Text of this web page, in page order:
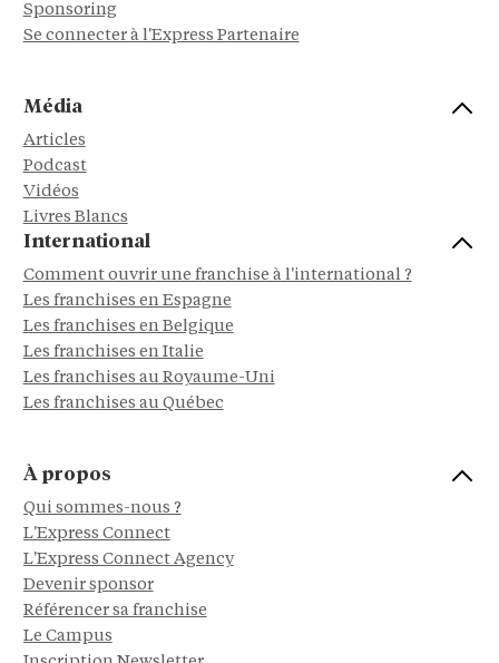
Sponsoring
Se connecter à l'Express Partenaire
Média
Articles
Podcast
Vidéos
Livres Blancs
International
Comment ouvrir une franchise à l'international ?
Les franchises en Espagne
Les franchises en Belgique
Les franchises en Italie
Les franchises au Royaume-Uni
Les franchises au Québec
À propos
Qui sommes-nous ?
L'Express Connect
L'Express Connect Agency
Devenir sponsor
Référencer sa franchise
Le Campus